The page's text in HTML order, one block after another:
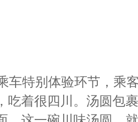
车特别体验环节，乘
吃着很四川。汤圆包